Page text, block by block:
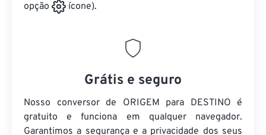
opção
ícone).
Grátis e seguro
Nosso conversor de ORIGEM para DESTINO é
gratuito e funciona em qualquer navegador.
Garantimos a segurança e a privacidade dos seus